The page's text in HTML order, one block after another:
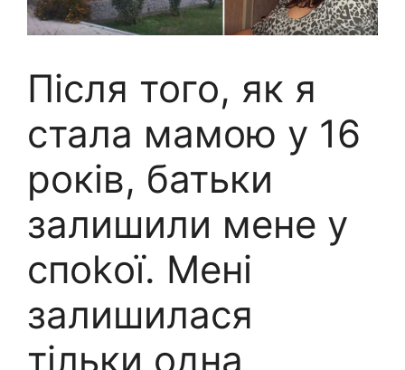
Після того, як я
стала мамою у 16
років, батьки
залишили мене у
споkої. Мені
залишилася
тільки одна